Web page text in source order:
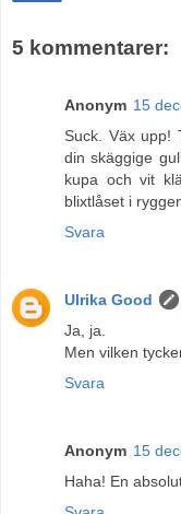
5 kommentarer:
Anonym 15
Suck. Väx upp!
din skäggige
kupa och vit
blixtlåset i
Svara
Ulrika Good
Ja, ja.
Men vilken
Svara
Anonym 15
Haha! En